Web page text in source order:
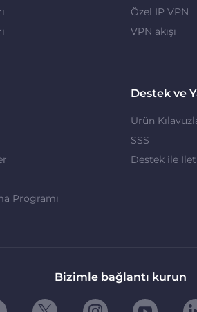
Özel IP VPN
VPN akışı
Programı
Destek ve
Ürün
SSS
Destek ile
Bizimle bağlantı kurun